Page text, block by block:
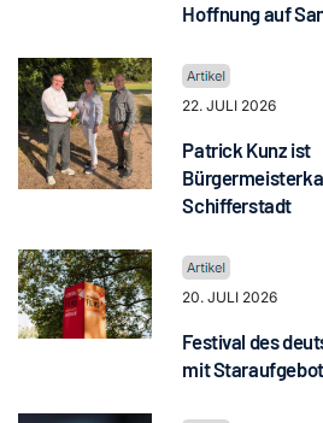
Hoffnung auf
22. JULI 2026
Patrick Kunz ist
Schifferstadt
20. JULI 2026
Festival des
mit